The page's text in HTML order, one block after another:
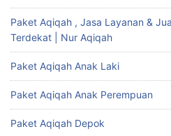
Paket Aqiqah , Jasa Layanan &
Terdekat | Nur Aqiqah
Paket Aqiqah Anak Laki
Paket Aqiqah Anak Perempuan
Paket Aqiqah Depok